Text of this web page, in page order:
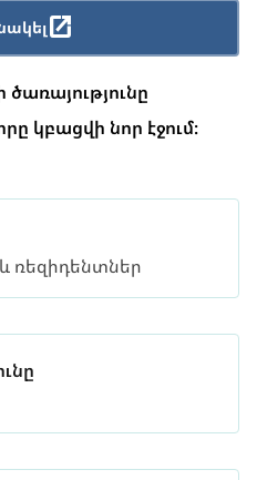
կբացվի նոր էջում։
ռեզիդենտներ